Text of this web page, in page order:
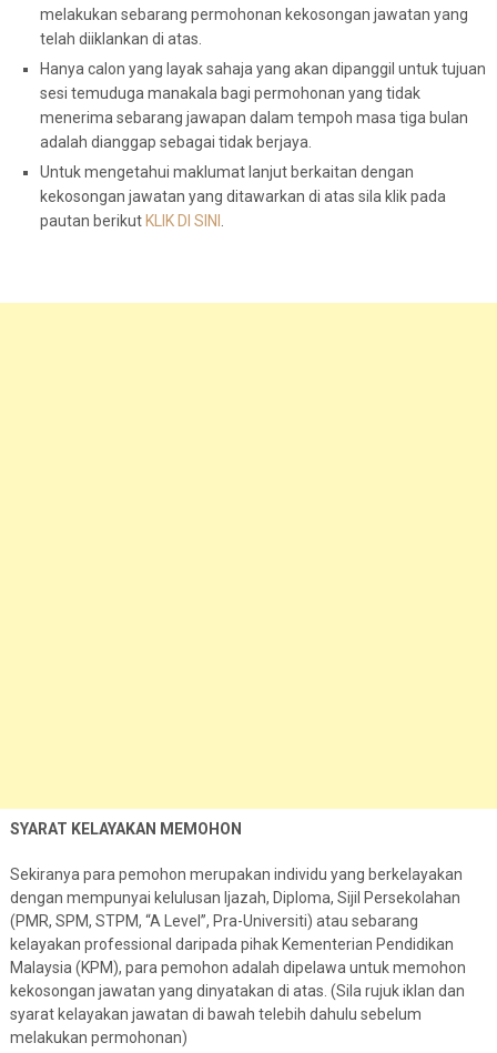
melakukan sebarang permohonan kekosongan jawatan yang
telah diiklankan di atas.
Hanya calon yang layak sahaja yang akan dipanggil untuk tujuan
sesi temuduga manakala bagi permohonan yang tidak
menerima sebarang jawapan dalam tempoh masa tiga bulan
adalah dianggap sebagai tidak berjaya.
Untuk mengetahui maklumat lanjut berkaitan dengan
kekosongan jawatan yang ditawarkan di atas sila klik pada
pautan berikut KLIK DI SINI
SYARAT KELAYAKAN MEMOHON
Sekiranya para pemohon merupakan individu yang berkelayakan
dengan mempunyai kelulusan Ijazah, Diploma, Sijil Persekolahan
(PMR, SPM, STPM, “A Level”, Pra-Universiti) atau sebarang
kelayakan professional daripada pihak Kementerian Pendidikan
Malaysia (KPM), para pemohon adalah dipelawa untuk memohon
kekosongan jawatan yang dinyatakan di atas. (Sila rujuk iklan dan
syarat kelayakan jawatan di bawah telebih dahulu sebelum
melakukan permohonan)